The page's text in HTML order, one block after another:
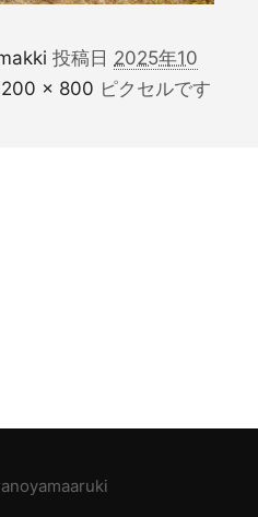
投稿日 2025年10
× 800 ピクセルです